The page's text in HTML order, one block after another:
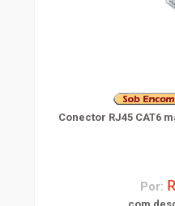
Conector RJ45 CAT6
Por: